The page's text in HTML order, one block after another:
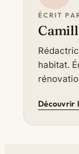
ÉCRIT
habitat.
Découvrir